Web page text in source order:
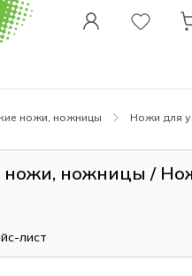
ножи, ножницы Ножи для
ножи, ножницы /
лист